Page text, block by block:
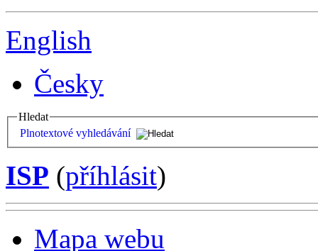
English
Česky
Hledat
Plnotextové vyhledávání
ISP (příhlásit)
Mapa webu